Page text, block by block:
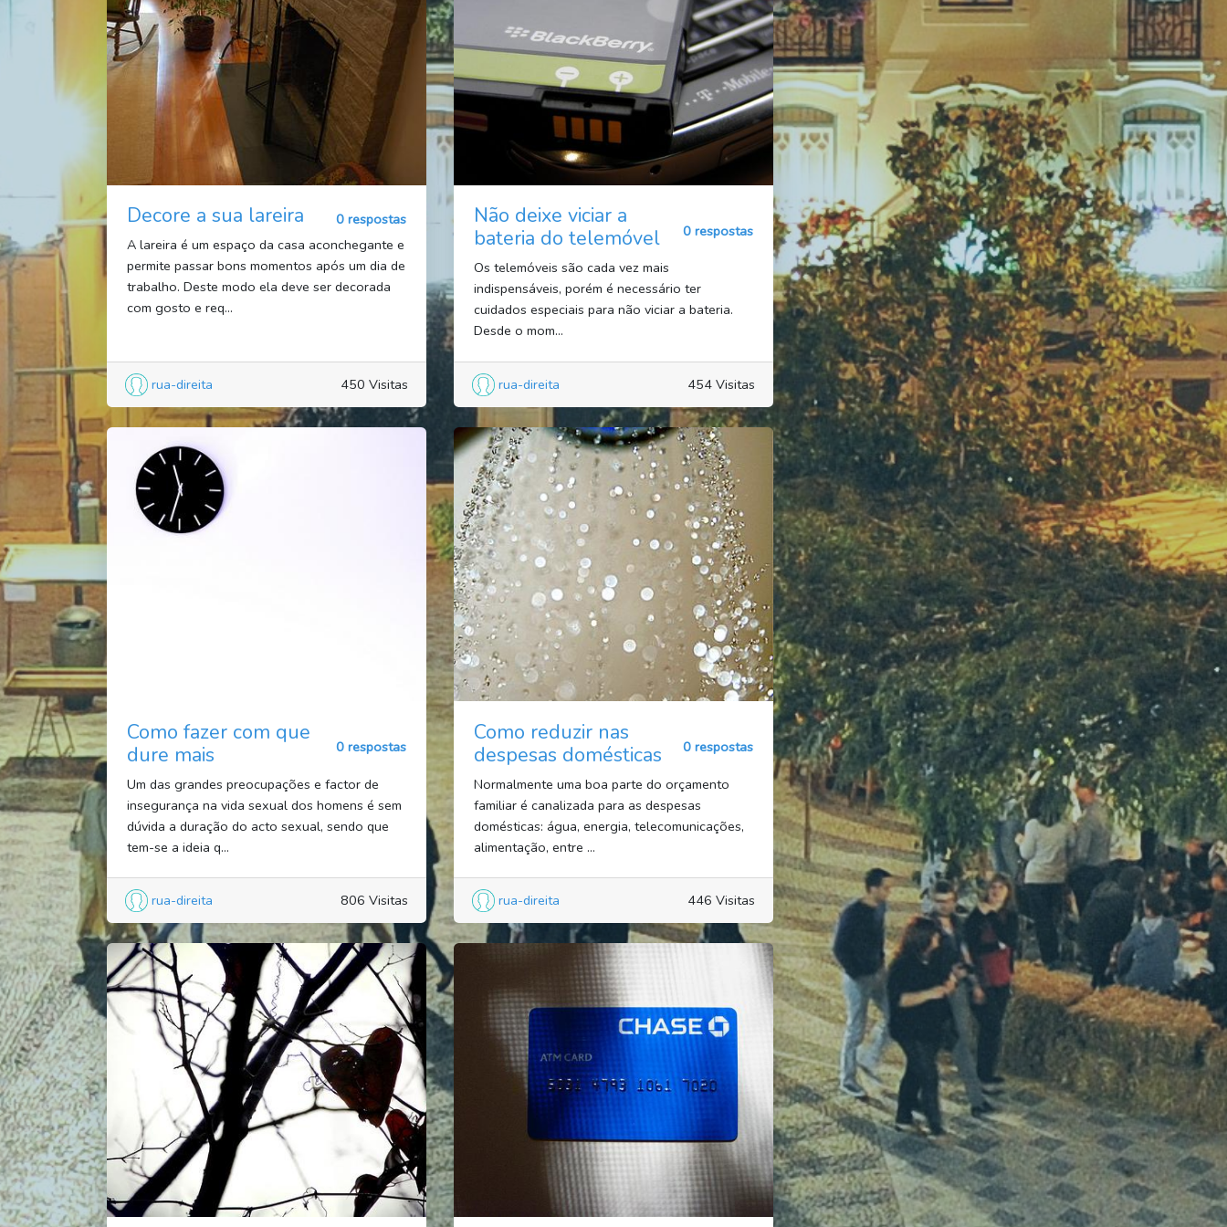
Decore a sua lareira
0 respostas
A lareira é um espaço da casa aconchegante e
permite passar bons momentos após um dia de
trabalho. Deste modo ela deve ser decorada
com gosto e req...
rua-direita 450 Visitas
Não deixe viciar a
bateria do telemóvel
0 respostas
Os telemóveis são cada vez mais
indispensáveis, porém é necessário ter
cuidados especiais para não viciar a bateria.
Desde o mom...
rua-direita 454 Visitas
Como fazer com que
dure mais
0 respostas
Um das grandes preocupações e factor de
insegurança na vida sexual dos homens é sem
dúvida a duração do acto sexual, sendo que
tem-se a ideia q...
rua-direita 806 Visitas
Como reduzir nas
despesas domésticas
0 respostas
Normalmente uma boa parte do orçamento
familiar é canalizada para as despesas
domésticas: água, energia, telecomunicações,
alimentação, entre ...
rua-direita 446 Visitas